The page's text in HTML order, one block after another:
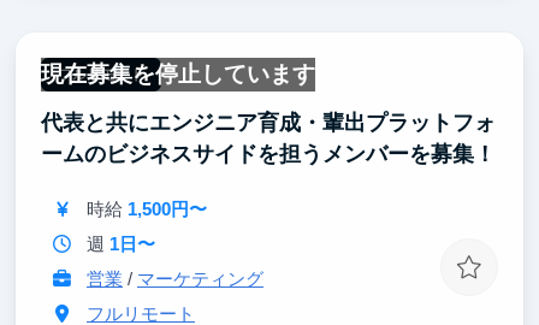
現在募集を停止しています
フルリモート
代表と共にエンジニア育成・輩出プラットフォ
ームのビジネスサイドを担うメンバーを募集！
時給 1,500円〜
週 1日〜
営業 / マーケティング
フルリモート